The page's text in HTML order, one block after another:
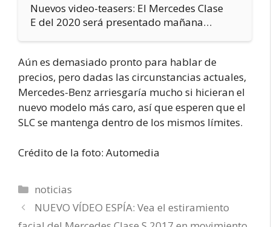
Nuevos video-teasers: El Mercedes Clase
E del 2020 será presentado mañana…
Aún es demasiado pronto para hablar de
precios, pero dadas las circunstancias actuales,
Mercedes-Benz arriesgaría mucho si hicieran el
nuevo modelo más caro, así que esperen que el
SLC se mantenga dentro de los mismos límites.
Crédito de la foto: Automedia
Categorías
noticias
NUEVO VÍDEO ESPÍA: Vea el estiramiento